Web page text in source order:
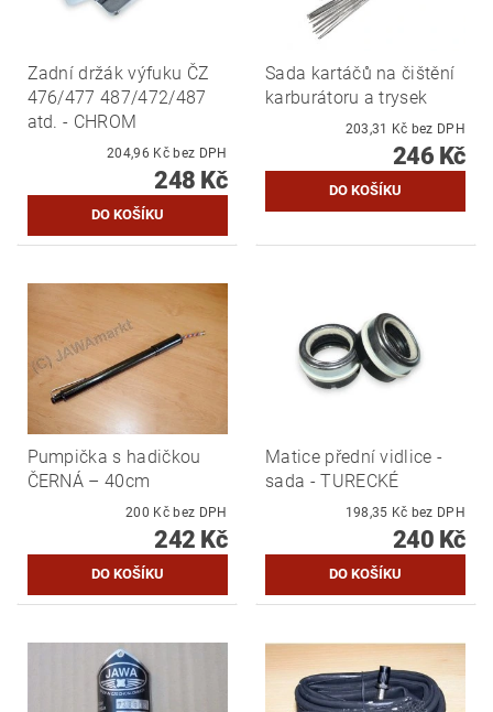
Zadní držák výfuku ČZ
476/477 487/472/487
atd. - CHROM
204,96 Kč bez DPH
248 Kč
Sada kartáčů na čištění
karburátoru a trysek
203,31 Kč bez DPH
246 Kč
Pumpička s hadičkou
ČERNÁ – 40cm
200 Kč bez DPH
242 Kč
Matice přední vidlice -
sada - TURECKÉ
198,35 Kč bez DPH
240 Kč